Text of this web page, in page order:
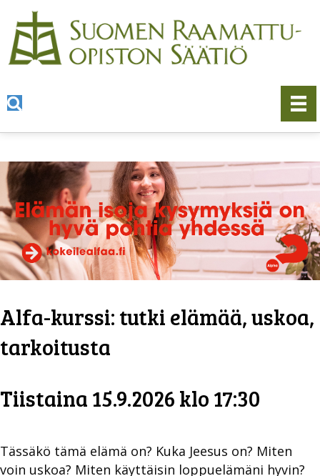
Alfa-kurssi: tutki elämää, uskoa,
tarkoitusta
Tiistaina 15.9.2026 klo 17:30
Tässäkö tämä elämä on? Kuka Jeesus on? Miten
voin uskoa? Miten käyttäisin loppuelämäni hyvin?